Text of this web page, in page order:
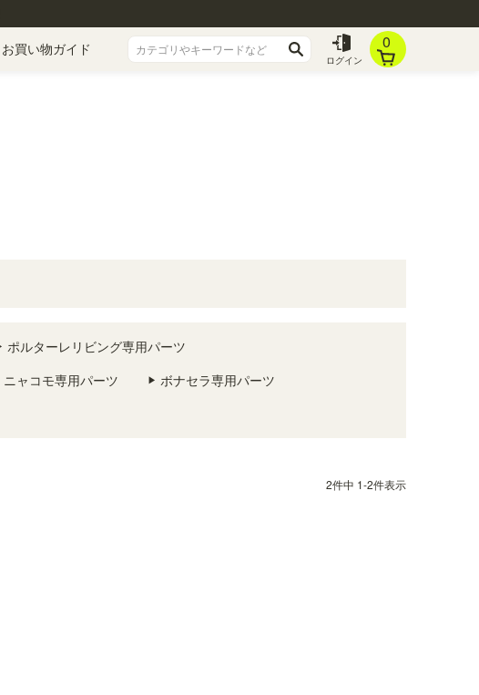
お買い物ガイド
ログイン
0
ポルターレリビング専用パーツ
ニャコモ専用パーツ
ボナセラ専用パーツ
2件中 1-2件表示